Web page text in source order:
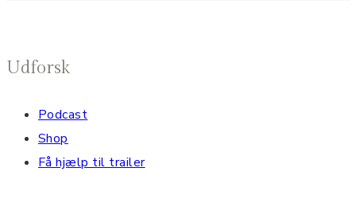
Udforsk
Podcast
Shop
Få hjælp til trailer